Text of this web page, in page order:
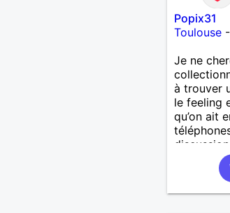
Popix31
Toulouse-
​Je ne
à trouver
le feeling
qu’on ait
tu
tu